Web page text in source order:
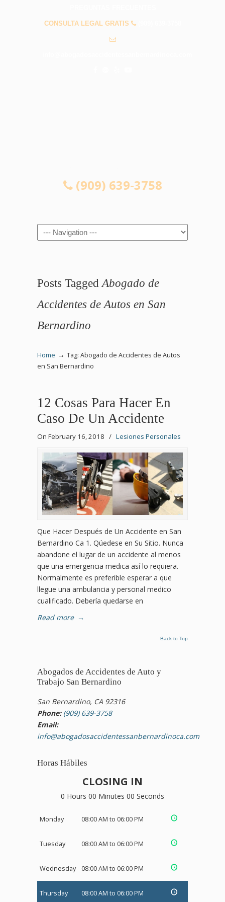
CONSULTA LEGAL GRATIS
(909) 639-3758
Navigation
Posts Tagged Abogado de
Accidentes de Autos en San
Bernardino
Home → Tag: Abogado de Accidentes de Autos
en San Bernardino
12 Cosas Para Hacer En
Caso De Un Accidente
On February 16, 2018 / Lesiones Personales
Que Hacer Después de Un Accidente en San
Bernardino Ca 1. Qúedese en Su Sitio. Nunca
abandone el lugar de un accidente al menos
que una emergencia medica así lo requiera.
Normalmente es preferible esperar a que
llegue una ambulancia y personal medico
cualificado. Debería quedarse en
Read more →
Back to Top
Abogados de Accidentes de Auto y
Trabajo San Bernardino
San Bernardino, CA 92316
Phone: (909) 639-3758
Email:
info@abogadosaccidentessanbernardinoca.com
Horas Hábiles
CLOSING IN
0 Hours 00 Minutes 00 Seconds
Monday 08:00 AM to 06:00 PM
Tuesday 08:00 AM to 06:00 PM
Wednesday 08:00 AM to 06:00 PM
Thursday 08:00 AM to 06:00 PM